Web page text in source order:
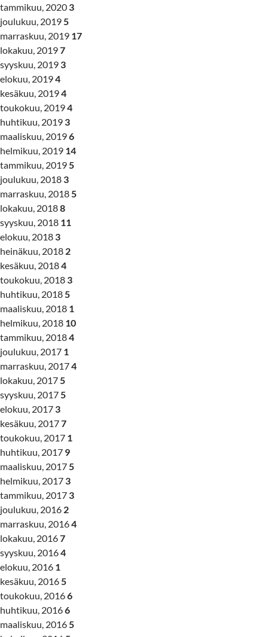
tammikuu, 2020 3
joulukuu, 20195
marraskuu, 2019 17
lokakuu, 20197
syyskuu, 2019 3
elokuu, 20194
kesäkuu, 20194
toukokuu, 20194
huhtikuu, 2019 3
maaliskuu, 20196
helmikuu, 2019 14
tammikuu, 20195
joulukuu, 2018 3
marraskuu, 20185
lokakuu, 20188
syyskuu, 2018 11
elokuu, 2018 3
heinäkuu, 2018 2
kesäkuu, 20184
toukokuu, 2018 3
huhtikuu, 20185
maaliskuu, 2018 1
helmikuu, 2018 10
tammikuu, 20184
joulukuu, 2017 1
marraskuu, 20174
lokakuu, 20175
syyskuu, 20175
elokuu, 2017 3
kesäkuu, 20177
toukokuu, 2017 1
huhtikuu, 2017 9
maaliskuu, 20175
helmikuu, 2017 3
tammikuu, 2017 3
joulukuu, 2016 2
marraskuu, 20164
lokakuu, 20167
syyskuu, 20164
elokuu, 2016 1
kesäkuu, 20165
toukokuu, 20166
huhtikuu, 20166
maaliskuu, 20165